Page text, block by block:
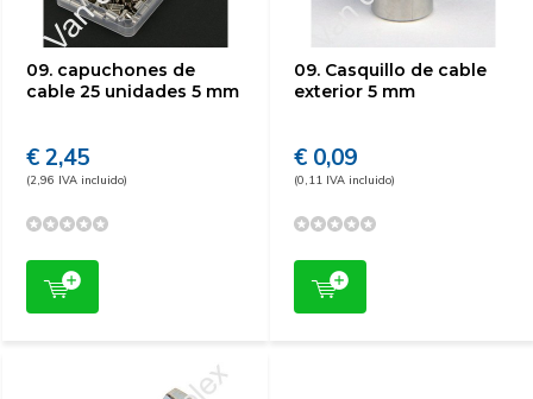
09. capuchones de
cable 25 unidades 5 mm
€ 2,45
(2,96 IVA incluido)
09. Casquillo de cable
exterior 5 mm
€ 0,09
(0,11 IVA incluido)